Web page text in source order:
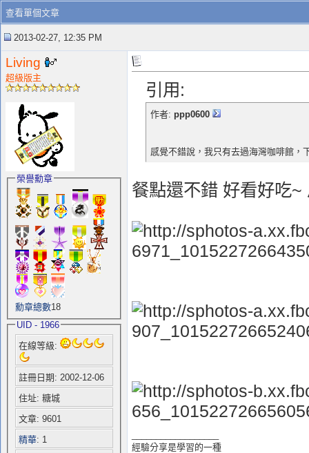
查看單個文章
2013-02-27, 12:35 PM
Living
超級版主
榮譽勳章
勳章總數18
UID - 1966
在線等級:
註冊日期: 2002-12-06
住址: 糖城
文章: 9601
精華: 1
引用:
作者: ppp0600
感覺不錯說，我只有去過海灣咖啡館，
餐點還不錯 好看好吃
經驗分享是學習的一種